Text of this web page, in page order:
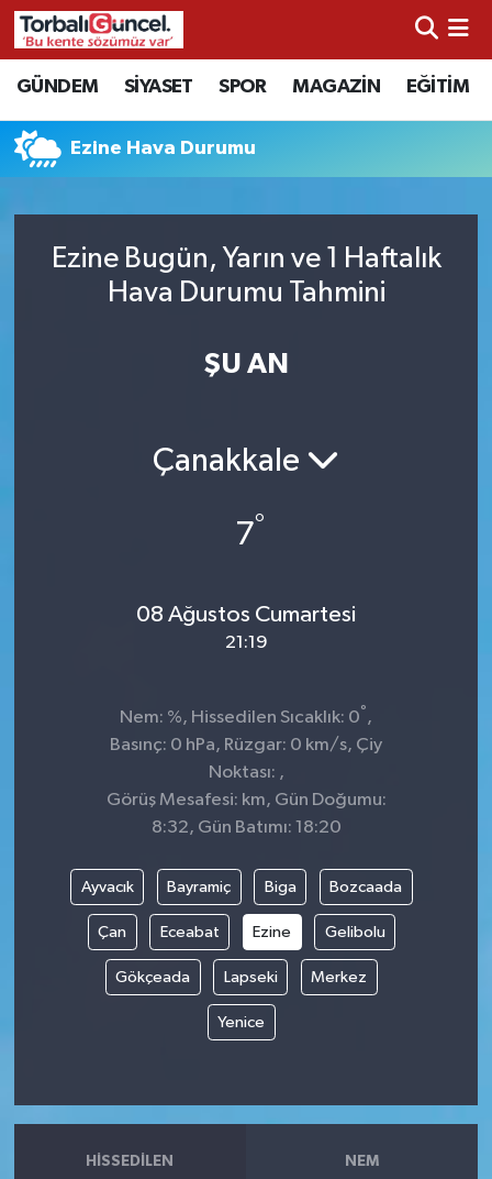
GÜNDEM SİYASET SPOR MAGAZİN EĞİTİM
Ezine Hava Durumu
Ezine Bugün, Yarın ve 1 Haftalık
Hava Durumu Tahmini
ŞU AN
Çanakkale
7°
08 Ağustos Cumartesi
21:19
Nem: %, Hissedilen Sıcaklık: 0° ,
Basınç: 0 hPa, Rüzgar: 0 km/s, Çiy
Noktası: ,
Görüş Mesafesi: km, Gün Doğumu:
8:32, Gün Batımı: 18:20
Ayvacık Bayramiç Biga Bozcaada
Çan Eceabat Ezine Gelibolu
Gökçeada Lapseki Merkez
Yenice
HISSEDILEN NEM
İzmir Nöbetçi Eczaneler
İzmir Hava Durumu
İzmir Trafik Yoğunluk Haritası
Süper Lig Puan Durumu ve Fikstür
Haber Arşivi